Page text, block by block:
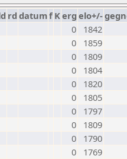
rd datumf Kerg elo+/-
0
1842
0
1859
0
1809
0
1804
0
1820
0
1805
0
1797
0
1809
0
1790
0
1769